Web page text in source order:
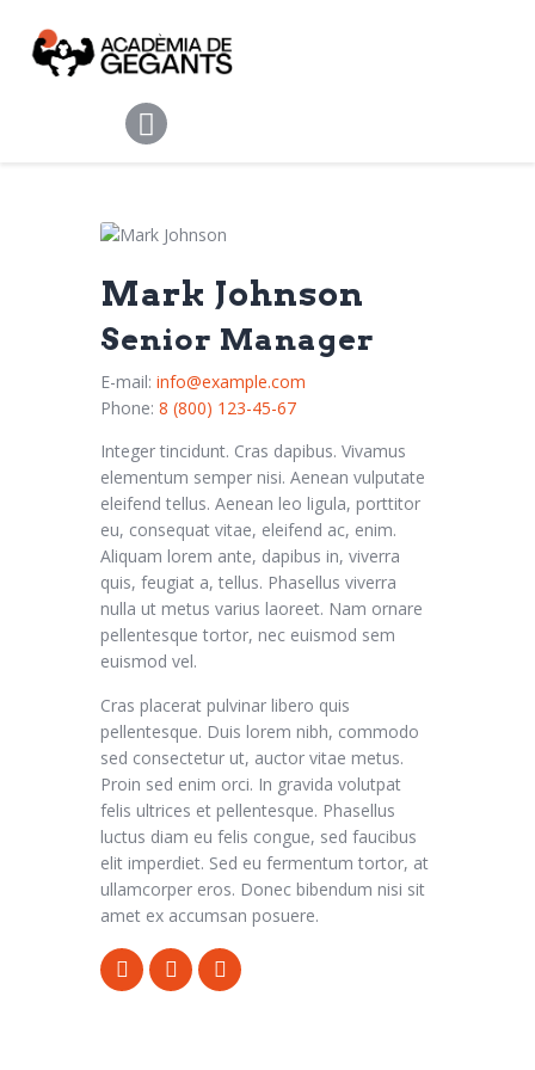
Tecnicamp
3×3
Alpargata Futbol
Tecniemocions
Contacte
Mark Johnson
Senior Manager
E-mail: info@example.com
Phone: 8 (800) 123-45-67
Integer tincidunt. Cras dapibus. Vivamus
elementum semper nisi. Aenean vulputate
eleifend tellus. Aenean leo ligula, porttitor
eu, consequat vitae, eleifend ac, enim.
Aliquam lorem ante, dapibus in, viverra
quis, feugiat a, tellus. Phasellus viverra
nulla ut metus varius laoreet. Nam ornare
pellentesque tortor, nec euismod sem
euismod vel.
Cras placerat pulvinar libero quis
pellentesque. Duis lorem nibh, commodo
sed consectetur ut, auctor vitae metus.
Proin sed enim orci. In gravida volutpat
felis ultrices et pellentesque. Phasellus
luctus diam eu felis congue, sed faucibus
elit imperdiet. Sed eu fermentum tortor, at
ullamcorper eros. Donec bibendum nisi sit
amet ex accumsan posuere.